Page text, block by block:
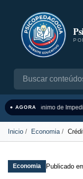
● AGORASinônimo de
Inicio Economia
Economia Publicado